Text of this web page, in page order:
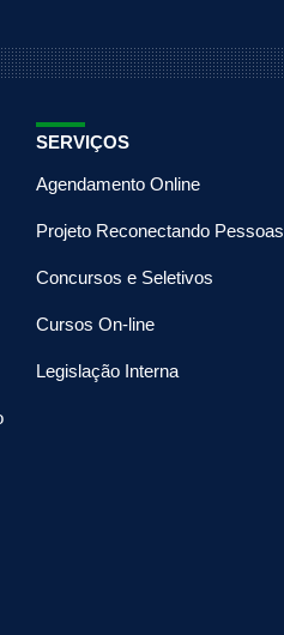
SERVIÇOS
Agendamento Online
Projeto Reconectando Pessoas
Concursos e Seletivos
Cursos On-line
Legislação Interna